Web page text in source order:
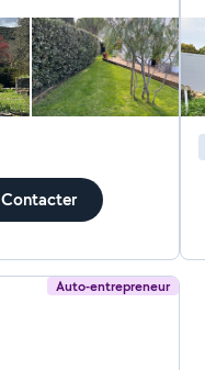
Contacter
Auto-entrepreneur